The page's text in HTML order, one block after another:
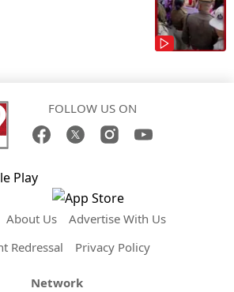
FOLLOW US ON
About Us
Advertise With Us
Redressal
Privacy Policy
Network